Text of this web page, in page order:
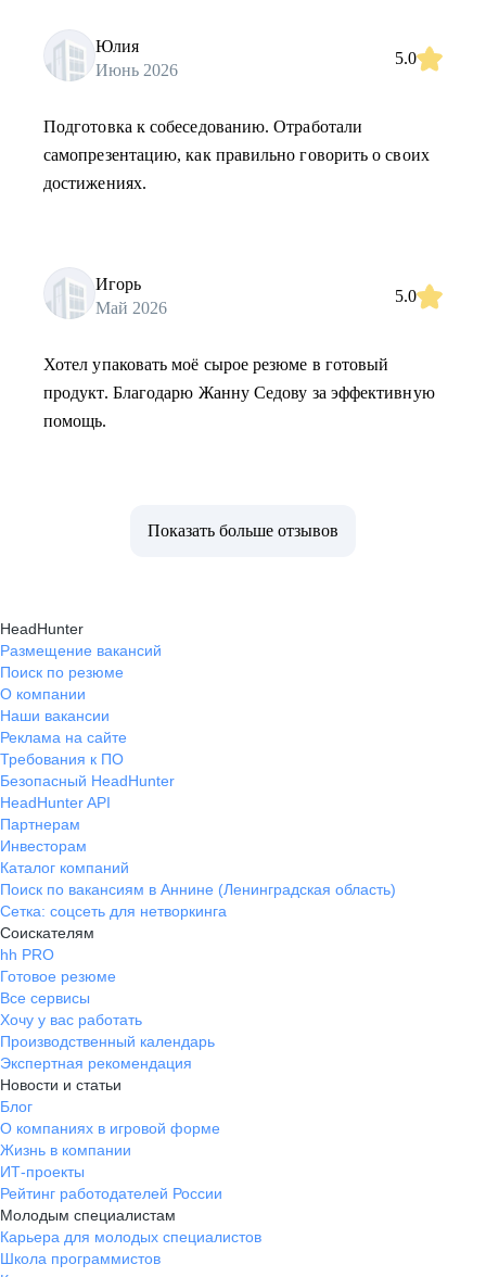
Юлия
Июнь 2026
5.0
Подготовка к собеседованию. Отработали
самопрезентацию, как правильно говорить о своих
достижениях.
Игорь
Май 2026
5.0
Хотел упаковать моё сырое резюме в готовый
продукт. Благодарю Жанну Седову за эффективную
помощь.
Показать больше отзывов
HeadHunter
Размещение вакансий
Поиск по резюме
О компании
Наши вакансии
Реклама на сайте
Требования к ПО
Безопасный HeadHunter
HeadHunter API
Партнерам
Инвесторам
Каталог компаний
Поиск по вакансиям в Аннине (Ленинградская область)
Сетка: соцсеть для нетворкинга
Соискателям
hh PRO
Готовое резюме
Все сервисы
Хочу у вас работать
Производственный календарь
Экспертная рекомендация
Новости и статьи
Блог
О компаниях в игровой форме
Жизнь в компании
ИТ-проекты
Рейтинг работодателей России
Молодым специалистам
Карьера для молодых специалистов
Школа программистов